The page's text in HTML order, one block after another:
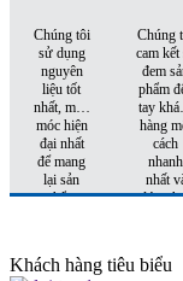
Chúng tôi
sử dụng
nguyên
liệu tốt
nhất, máy
móc hiện
đại nhất
để mang
lại sản
phẩm
hàng
Chúng
cam kết
đem
phẩm
tay
hàng
cách
nhanh
nhất
đúng
Khách hàng tiêu biểu